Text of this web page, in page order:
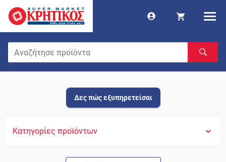
Δες πώς εξυπηρετείσαι
Κατηγορίες προϊόντων